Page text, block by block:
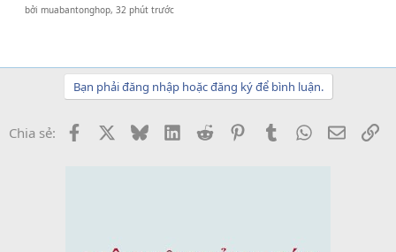
bởimuabantonghop,32 phút trước
Bạn phải đăng nhập hoặc đăng ký để bình luận.
Chia sẻ: Facebook BlueskyLinkedInReddit PinterestTumblrWhatsApp
Email